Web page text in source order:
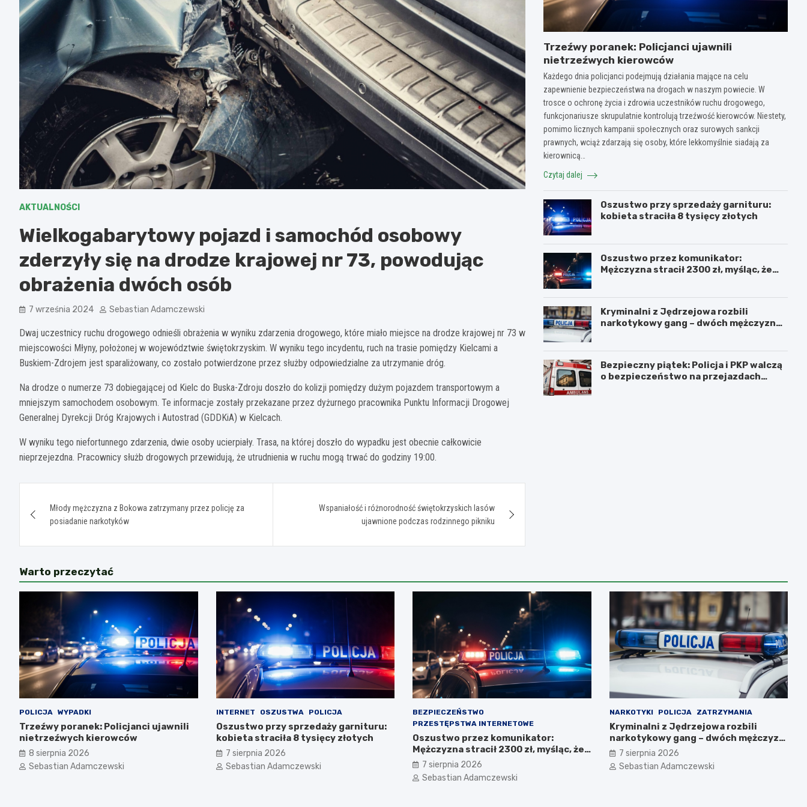
AKTUALNOŚCI
Wielkogabarytowy pojazd i samochód osobowy
zderzyły się na drodze krajowej nr 73, powodując
obrażenia dwóch osób
7 września 2024 Sebastian Adamczewski
Dwaj uczestnicy ruchu drogowego odnieśli obrażenia w wyniku zdarzenia drogowego, które miało miejsce na drodze krajowej nr 73 w
miejscowości Młyny, położonej w województwie świętokrzyskim. W wyniku tego incydentu, ruch na trasie pomiędzy Kielcami a
Buskiem-Zdrojem jest sparaliżowany, co zostało potwierdzone przez służby odpowiedzialne za utrzymanie dróg.
Na drodze o numerze 73 dobiegającej od Kielc do Buska-Zdroju doszło do kolizji pomiędzy dużym pojazdem transportowym a
mniejszym samochodem osobowym. Te informacje zostały przekazane przez dyżurnego pracownika Punktu Informacji Drogowej
Generalnej Dyrekcji Dróg Krajowych i Autostrad (GDDKiA) w Kielcach.
W wyniku tego niefortunnego zdarzenia, dwie osoby ucierpiały. Trasa, na której doszło do wypadku jest obecnie całkowicie
nieprzejezdna. Pracownicy służb drogowych przewidują, że utrudnienia w ruchu mogą trwać do godziny 19:00.
wpisuMłody mężczyzna z Bokowa zatrzymany przez policję za
posiadanie narkotyków
Wspaniałość i różnorodność świętokrzyskich lasów
ujawnione podczas rodzinnego pikniku
Trzeźwy poranek: Policjanci ujawnili
nietrzeźwych kierowców
Każdego dnia policjanci podejmują działania mające na celu
zapewnienie bezpieczeństwa na drogach w naszym powiecie. W
trosce o ochronę życia i zdrowia uczestników ruchu drogowego,
funkcjonariusze skrupulatnie kontrolują trzeźwość kierowców. Niestety,
pomimo licznych kampanii społecznych oraz surowych sankcji
prawnych, wciąż zdarzają się osoby, które lekkomyślnie siadają za
kierownicą…
Czytaj dalej
Oszustwo przy sprzedaży garnituru:
kobieta straciła 8 tysięcy złotych
Oszustwo przez komunikator:
Mężczyzna stracił 2300 zł, myśląc, że
Kryminalni z Jędrzejowa rozbili
narkotykowy gang – dwóch mężczyzn
Bezpieczny piątek: Policja i PKP walczą
o bezpieczeństwo na przejazdach
Warto przeczytać
POLICJA WYPADKI
Trzeźwy poranek: Policjanci ujawnili
nietrzeźwych kierowców
8 sierpnia 2026
Sebastian Adamczewski
INTERNET OSZUSTWA POLICJA
Oszustwo przy sprzedaży garnituru:
kobieta straciła 8 tysięcy złotych
7 sierpnia 2026
Sebastian Adamczewski
BEZPIECZEŃSTWO
PRZESTĘPSTWA INTERNETOWE
Oszustwo przez komunikator:
Mężczyzna stracił 2300 zł, myśląc, że
pomaga kuzynce
7 sierpnia 2026
Sebastian Adamczewski
NARKOTYKI POLICJA ZATRZYMANIA
Kryminalni z Jędrzejowa rozbili
narkotykowy gang – dwóch mężczyzn
zatrzymanych
7 sierpnia 2026
Sebastian Adamczewski